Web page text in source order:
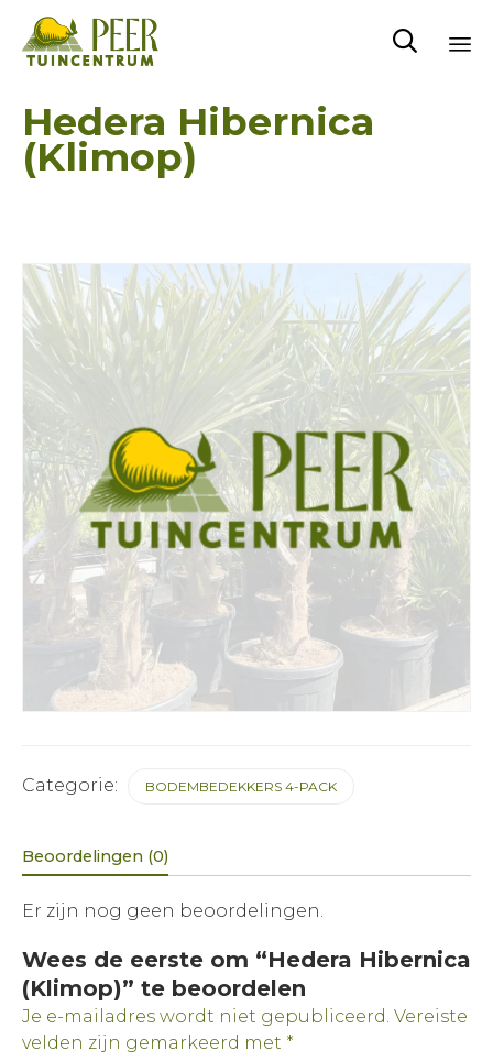

Hedera Hibernica
(Klimop)
Categorie: BODEMBEDEKKERS 4-PACK
Beoordelingen (0)
Er zijn nog geen beoordelingen.
Wees de eerste om “Hedera Hibernica
(Klimop)” te beoordelen
Je e-mailadres wordt niet gepubliceerd. Vereiste
velden zijn gemarkeerd met *